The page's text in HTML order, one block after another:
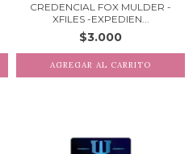
CREDENCIAL FOX MULDER -
XFILES -EXPEDIEN...
$3.000